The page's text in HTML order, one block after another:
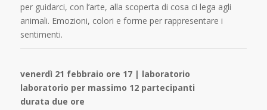
per guidarci, con l’arte, alla scoperta di cosa ci lega agli
animali. Emozioni, colori e forme per rappresentare i
sentimenti.
venerdì 21 febbraio ore 17 | laboratorio
laboratorio per massimo 12 partecipanti
durata due ore